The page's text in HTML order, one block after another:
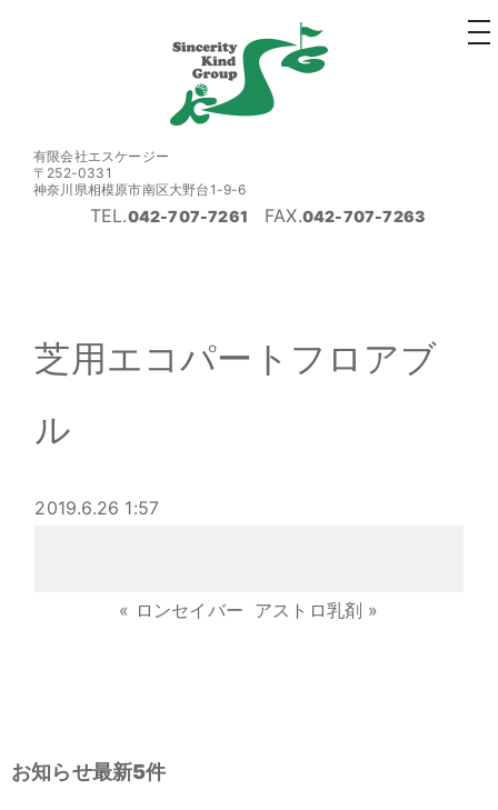
有限会社エスケージー
〒252-0331
神奈川県相模原市南区大野台1-9-6
TEL.042-707-7261 FAX.042-707-7263
芝用エコパートフロアブ
ル
2019.6.26 1:57
« ロンセイバー アストロ乳剤 »
お知らせ最新5件